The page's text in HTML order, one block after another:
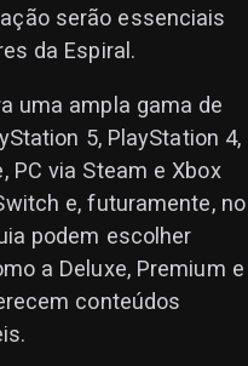
serão essenciais
da Espiral.
uma ampla gama de
5, PlayStation 4,
PC via Steam e Xbox
e, futuramente, no
podem escolher
a Deluxe, Premium e
conteúdos